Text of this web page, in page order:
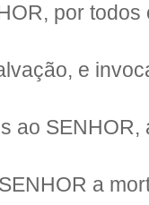
por
e
ao
a